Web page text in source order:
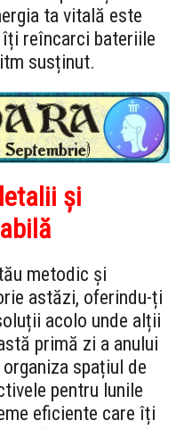
ta vitală este
reîncarci bateriile
susținut.
și
metodic și
astăzi, oferindu-ți
acolo unde alții
primă zi a anului
spațiul de
pentru lunile
eficiente care îți